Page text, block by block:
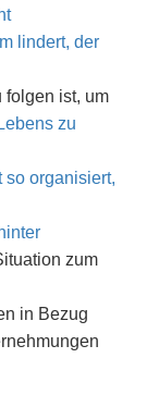
lindert, der
folgen ist, um
zu
so organisiert,
zum
in Bezug